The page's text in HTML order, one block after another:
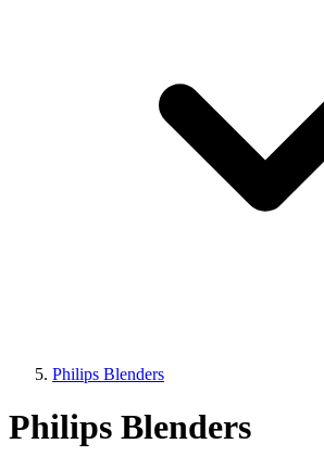
Philips Blenders
Philips Blenders